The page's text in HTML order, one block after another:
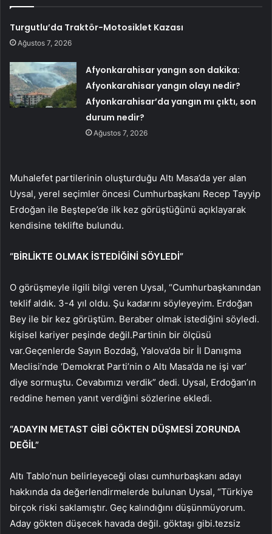
Turgutlu’da Traktör-Motosiklet Kazası
Ağustos 7, 2026
Afyonkarahisar yangın son dakika:
Afyonkarahisar yangın olayı nedir?
Afyonkarahisar’da yangın mı çıktı, son
durum nedir?
Ağustos 7, 2026
Muhalefet partilerinin oluşturduğu Altı Masa’da yer alan
Uysal, yerel seçimler öncesi Cumhurbaşkanı Recep Tayyip
Erdoğan ile Beştepe’de ilk kez görüştüğünü açıklayarak
kendisine teklifte bulundu.
“BİRLİKTE OLMAK İSTEDİĞİNİ SÖYLEDİ”
O görüşmeyle ilgili bilgi veren Uysal, “Cumhurbaşkanından
teklif aldık. 3-4 yıl oldu. Şu kadarını söyleyeyim. Erdoğan
Bey ile bir kez görüştüm. Beraber olmak istediğini söyledi.
kişisel kariyer peşinde değil.Partinin bir ölçüsü
var.Geçenlerde Sayın Bozdağ, Yalova’da bir İl Danışma
Meclisi’nde ‘Demokrat Parti’nin o Altı Masa’da ne işi var’
diye sormuştu. Cevabımızı verdik” dedi. Uysal, Erdoğan’ın
reddine hemen yanıt verdiğini sözlerine ekledi.
“ADAYIN METAST GİBİ GÖKTEN DÜŞMESİ ZORUNDA
DEĞİL”
Altı Tablo’nun belirleyeceği olası cumhurbaşkanı adayı
hakkında da değerlendirmelerde bulunan Uysal, “Türkiye
birçok riski saklamıştır. Geç kalındığını düşünmüyorum.
Aday gökten düşecek havada değil. göktaşı gibi.tezsiz